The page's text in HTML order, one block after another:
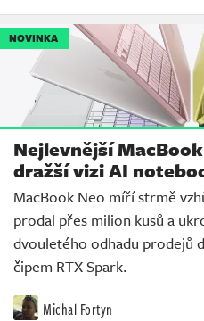
NOVINKA
Nejlevnější
dražší vizi AI
MacBook Neo míří strmě
prodal přes milion kusů a
dvouletého odhadu prodejů
čipem RTX Spark.
Michal Fortyn